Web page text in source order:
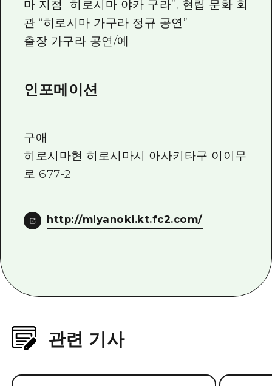
마 지점 “히로시마 야카 구라”, 현립 문화 회
관 “히로시마 가구라 정규 공연”
출장 가구라 공연/예
인포메이션
구애
히로시마현 히로시마시 아사키타구 이이무
로 677-2
http://miyanoki.kt.fc2.com/
관련 기사